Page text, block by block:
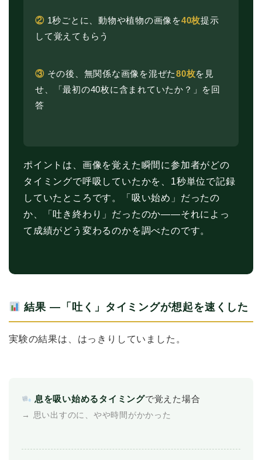
② 1秒ごとに、動物や植物の画像を40枚提示
して覚えてもらう
③ その後、無関係な画像を混ぜた80枚を見
せ、「最初の40枚に含まれていたか？」を回
答
ポイントは、画像を覚えた瞬間に参加者がどの
タイミングで呼吸していたかを、1秒単位で記録
していたところです。「吸い始め」だったの
か、「吐き終わり」だったのか――それによっ
て成績がどう変わるのかを調べたのです。
結果 ―「吐く」タイミングが想起を速くした
実験の結果は、はっきりしていました。
息を吸い始めるタイミングで覚えた場合
→ 思い出すのに、やや時間がかかった